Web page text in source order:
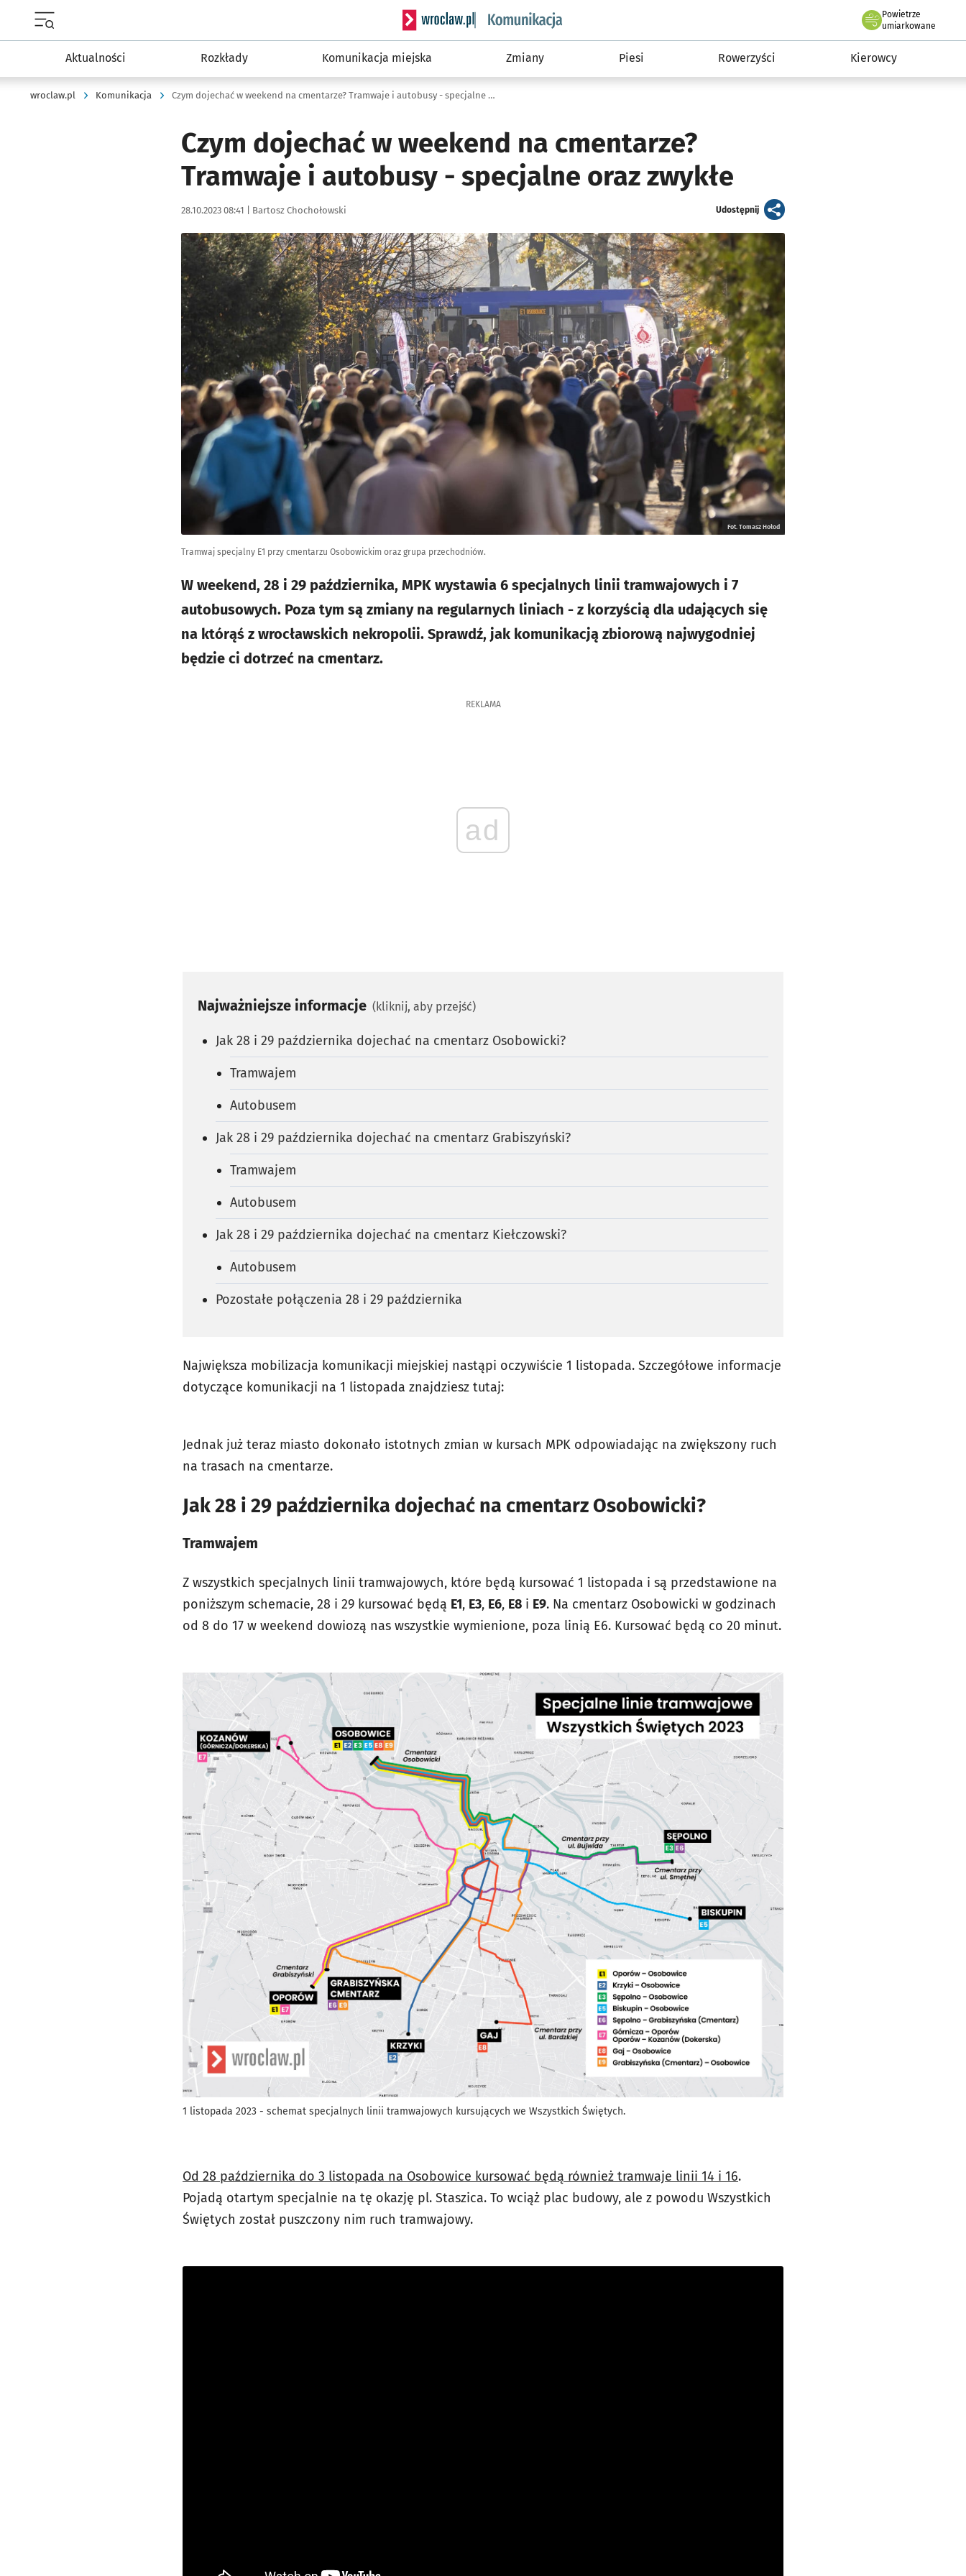
Serwis informacyjny wroclaw.pl podserwis: Komunikacja
Powietrze
we Wrocławiu
umiarkowane
Aktualności Rozkłady Komunikacja miejska Zmiany Piesi Rowerzyści Kierowcy
wroclaw.pl Komunikacja Czym dojechać w weekend na cmentarze? Tramwaje i autobusy - specjalne oraz zwykłe
Czym dojechać w weekend na cmentarze?
Tramwaje i autobusy - specjalne oraz zwykłe
Data publikacji:
28.10.2023 08:41 | Autor:
Bartosz Chochołowski Udostępnijartykuł
Kliknij, aby powiększyć
Fot. Tomasz Hołod
Tramwaj specjalny E1 przy cmentarzu Osobowickim oraz grupa przechodniów.
W weekend, 28 i 29 października, MPK wystawia 6 specjalnych linii tramwajowych i 7
autobusowych. Poza tym są zmiany na regularnych liniach - z korzyścią dla udających się
na którąś z wrocławskich nekropolii. Sprawdź, jak komunikacją zbiorową najwygodniej
będzie ci dotrzeć na cmentarz.
REKLAMA
ad
Najważniejsze informacje (kliknij, aby przejść)
Jak 28 i 29 października dojechać na cmentarz Osobowicki?
Tramwajem
Autobusem
Jak 28 i 29 października dojechać na cmentarz Grabiszyński?
Tramwajem
Autobusem
Jak 28 i 29 października dojechać na cmentarz Kiełczowski?
Autobusem
Pozostałe połączenia 28 i 29 października
Największa mobilizacja komunikacji miejskiej nastąpi oczywiście 1 listopada. Szczegółowe informacje
dotyczące komunikacji na 1 listopada znajdziesz tutaj:
Jednak już teraz miasto dokonało istotnych zmian w kursach MPK odpowiadając na zwiększony ruch
na trasach na cmentarze.
Jak 28 i 29 października dojechać na cmentarz Osobowicki?
Tramwajem
Z wszystkich specjalnych linii tramwajowych, które będą kursować 1 listopada i są przedstawione na
poniższym schemacie, 28 i 29 kursować będą E1, E3, E6, E8 i E9. Na cmentarz Osobowicki w godzinach
od 8 do 17 w weekend dowiozą nas wszystkie wymienione, poza linią E6. Kursować będą co 20 minut.
1 listopada 2023 - schemat specjalnych linii tramwajowych kursujących we Wszystkich Świętych.
Od 28 października do 3 listopada na Osobowice kursować będą również tramwaje linii 14 i 16.
Pojadą otartym specjalnie na tę okazję pl. Staszica. To wciąż plac budowy, ale z powodu Wszystkich
Świętych został puszczony nim ruch tramwajowy.